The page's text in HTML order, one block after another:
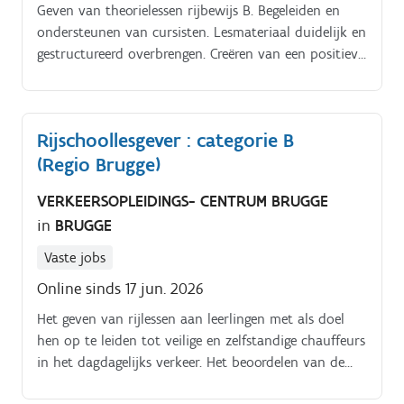
binnen de setting van het buitengewoon onderwijs
type 6 (visuele beperking) en type 7 (auditieve
beperking en/of taalontwikkelingsstoornis).
Geven van theorielessen rijbewijs B. Begeleiden en
ondersteunen van cursisten. Lesmateriaal duidelijk en
gestructureerd overbrengen. Creëren van een positieve
Rijschoollesgever : categorie B
(Regio Brugge)
VERKEERSOPLEIDINGS- CENTRUM BRUGGE
in BRUGGE
Vaste jobs
Online sinds 17 jun. 2026
Het geven van rijlessen aan leerlingen met als doel
hen op te leiden tot veilige en zelfstandige chauffeurs
in het dagdagelijks verkeer. Het beoordelen van de